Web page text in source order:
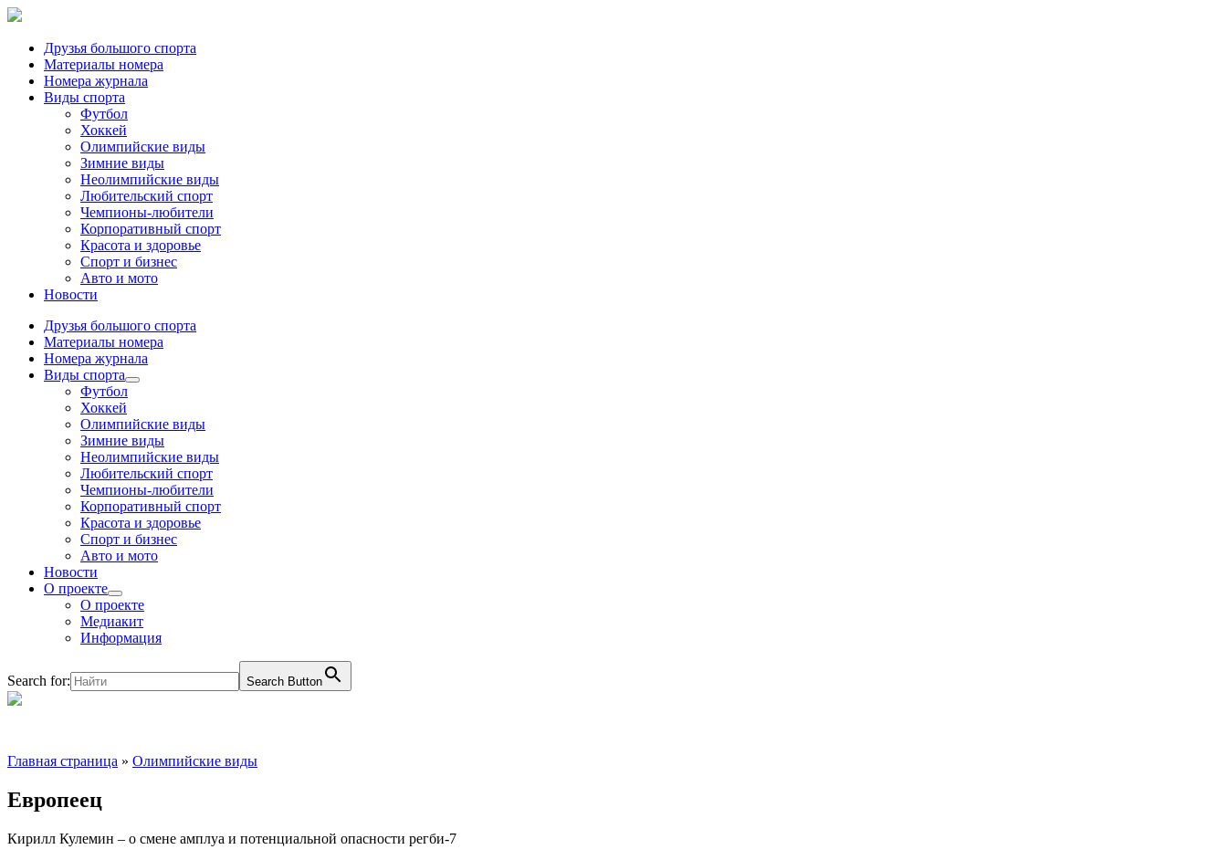
Друзья большого спорта
Материалы номера
Номера журнала
Виды спорта
Футбол
Хоккей
Олимпийские виды
Зимние виды
Неолимпийские виды
Любительский спорт
Чемпионы-любители
Корпоративный спорт
Красота и здоровье
Спорт и бизнес
Авто и мото
Новости
Друзья большого спорта
Материалы номера
Номера журнала
Виды спорта
Футбол
Хоккей
Олимпийские виды
Зимние виды
Неолимпийские виды
Любительский спорт
Чемпионы-любители
Корпоративный спорт
Красота и здоровье
Спорт и бизнес
Авто и мото
Новости
О проекте
О проекте
Медиакит
Информация
Search for: Search Button
Главная страница » Олимпийские виды
Европеец
Кирилл Кулемин – о смене амплуа и потенциальной опасности регби-7